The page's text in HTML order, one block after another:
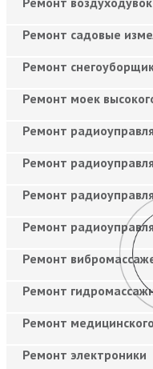
Ремонт садовые
Ремонт
Ремонт моек
Ремонт
Ремонт
Ремонт
Ремонт
Ремонт
Ремонт
Ремонт
Ремонт электроники